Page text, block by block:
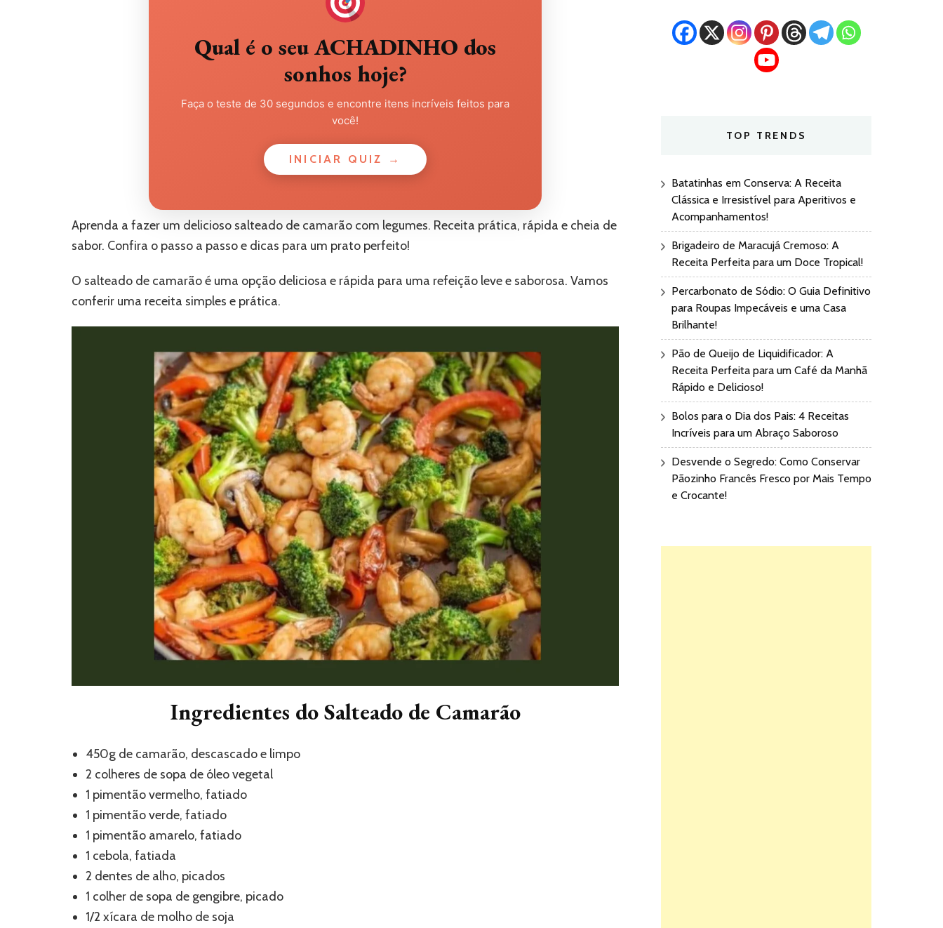
Qual é o seu ACHADINHO dos
sonhos hoje?
Faça o teste de 30 segundos e encontre itens incríveis feitos para
você!
INICIAR QUIZ →
Aprenda a fazer um delicioso salteado de camarão com legumes. Receita prática, rápida e cheia de
sabor. Confira o passo a passo e dicas para um prato perfeito!
O salteado de camarão é uma opção deliciosa e rápida para uma refeição leve e saborosa. Vamos
conferir uma receita simples e prática.
Ingredientes do Salteado de Camarão
450g de camarão, descascado e limpo
2 colheres de sopa de óleo vegetal
1 pimentão vermelho, fatiado
1 pimentão verde, fatiado
1 pimentão amarelo, fatiado
1 cebola, fatiada
2 dentes de alho, picados
1 colher de sopa de gengibre, picado
1/2 xícara de molho de soja
TOP TRENDS
Batatinhas em Conserva: A Receita
Clássica e Irresistível para Aperitivos e
Acompanhamentos!
Brigadeiro de Maracujá Cremoso: A
Receita Perfeita para um Doce Tropical!
Percarbonato de Sódio: O Guia Definitivo
para Roupas Impecáveis e uma Casa
Brilhante!
Pão de Queijo de Liquidificador: A
Receita Perfeita para um Café da Manhã
Rápido e Delicioso!
Bolos para o Dia dos Pais: 4 Receitas
Incríveis para um Abraço Saboroso
Desvende o Segredo: Como Conservar
Pãozinho Francês Fresco por Mais Tempo
e Crocante!